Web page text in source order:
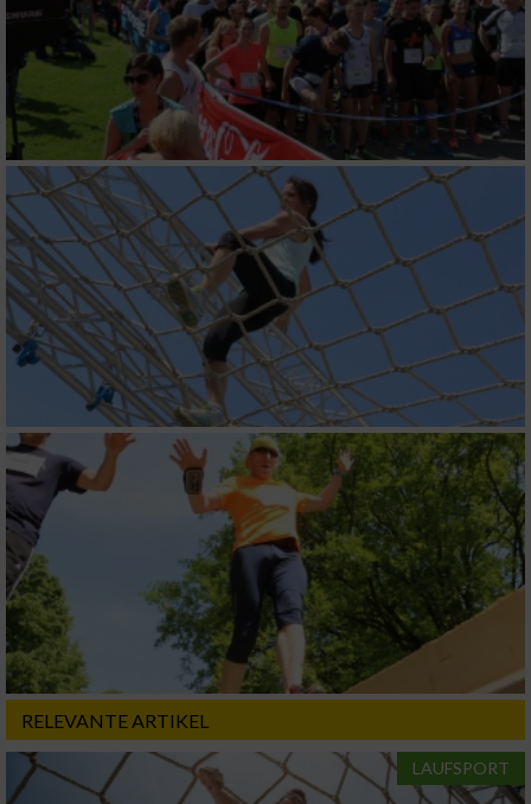
RELEVANTE ARTIKEL
LAUFSPORT
Verwendung reduzierter Daten zur Auswahl
von Inhalten
IAB-Besonderheiten:
Verwendung genauer Standortdaten
Geräte anhand von aktiv angeforderten
Informationen identifizieren
Nicht-IAB-Verarbeitungszwecke:
Notwendig
Performance
Funktional
Werbung